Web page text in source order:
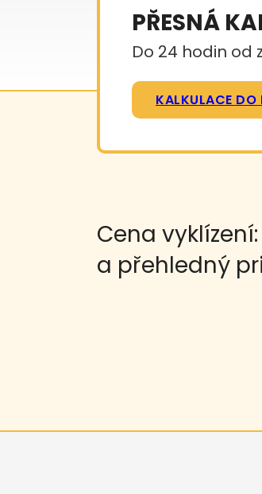
PŘESNÁ
Do 24 hodin od
KALKULACE DO
Cena
a přehledný